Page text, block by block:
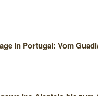
in Portugal: Vom